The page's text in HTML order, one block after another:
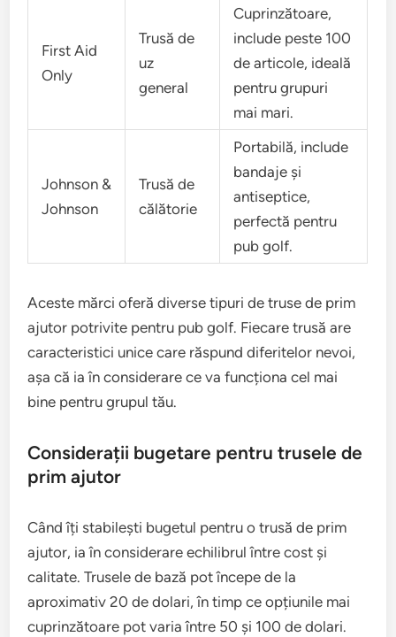
First Aid
Only
Trusă de
uz
general
Cuprinzătoare,
include peste 100
de articole, ideală
pentru grupuri
mai mari.
Johnson &
Johnson
Trusă de
călătorie
Portabilă, include
bandaje și
antiseptice,
perfectă pentru
pub golf.
Aceste mărci oferă diverse tipuri de truse de prim
ajutor potrivite pentru pub golf. Fiecare trusă are
caracteristici unice care răspund diferitelor nevoi,
așa că ia în considerare ce va funcționa cel mai
bine pentru grupul tău.
Considerații bugetare pentru trusele de
prim ajutor
Când îți stabilești bugetul pentru o trusă de prim
ajutor, ia în considerare echilibrul între cost și
calitate. Trusele de bază pot începe de la
aproximativ 20 de dolari, în timp ce opțiunile mai
cuprinzătoare pot varia între 50 și 100 de dolari.